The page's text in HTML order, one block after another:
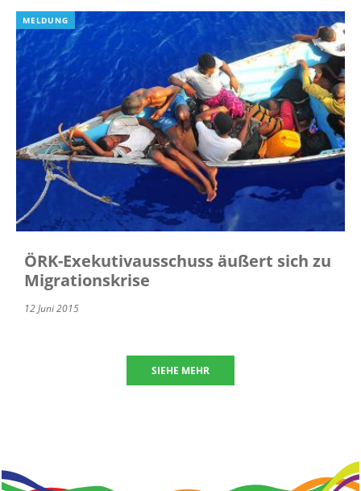
MELDUNG
ÖRK-Exekutivausschuss äußert sich zu
Migrationskrise
12 Juni 2015
SIEHE MEHR